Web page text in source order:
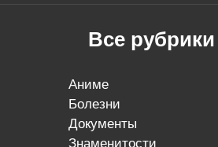
Все рубрики
аниме
болезни
документы
знаменитости